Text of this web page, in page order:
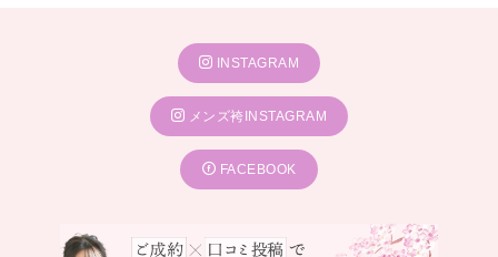
INSTAGRAM
メンズ袴INSTAGRAM
FACEBOOK